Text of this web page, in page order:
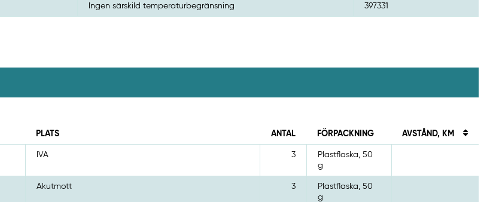
Ingen särskild temperaturbegränsning 397331
PLATS ANTAL FÖRPACKNING AVSTÅND, KM
IVA 3
Plastflaska, 50
g
Akutmott 3
Plastflaska, 50
g